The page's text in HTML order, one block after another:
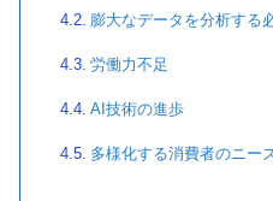
膨大なデータを分析する
労働力不足
AI技術の進歩
多様化する消費者のニー